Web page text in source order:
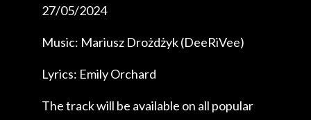
27/05/2024
Music: Mariusz Drożdżyk (DeeRiVee)
Lyrics: Emily Orchard
The track will be available on all popular